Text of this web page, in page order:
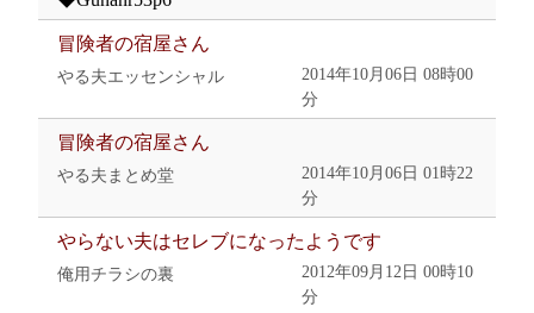
冒険者の宿屋さん
やる夫エッセンシャル
2014年10月06日 08時00
分
冒険者の宿屋さん
やる夫まとめ堂
2014年10月06日 01時22
分
やらない夫はセレブになったようです
俺用チラシの裏
2012年09月12日 00時10
分